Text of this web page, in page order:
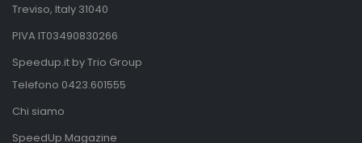
Treviso, Italy 31040
PIVA IT03490830266
Speedup.it by Trio Group
Telefono 0423.601555
Chi siamo
SpeedUp Magazine